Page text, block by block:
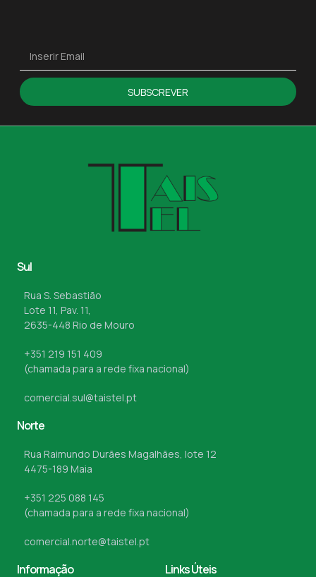
SUBSCREVER
Sul
Rua S. Sebastião
Lote 11, Pav. 11,
2635-448 Rio de Mouro
+351 219 151 409
(chamada para a rede fixa nacional)
comercial.sul@taistel.pt
Norte
Rua Raimundo Durães Magalhães, lote 12
4475-189 Maia
+351 225 088 145
(chamada para a rede fixa nacional)
comercial.norte@taistel.pt
Informação Links Úteis